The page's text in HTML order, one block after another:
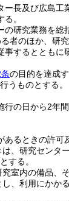
長及び広島工
。
研究業務を総
者のほか、研
するとともに
の目的を達成
うものとする。
行の日から2年間
るときの許可
、研究センタ
する。
室内の備品、
、利用にかか